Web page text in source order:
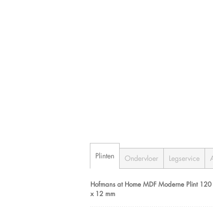
Plinten Ondervloer Legservice
Hofmans at Home MDF Moderne Plint 120
x 12 mm